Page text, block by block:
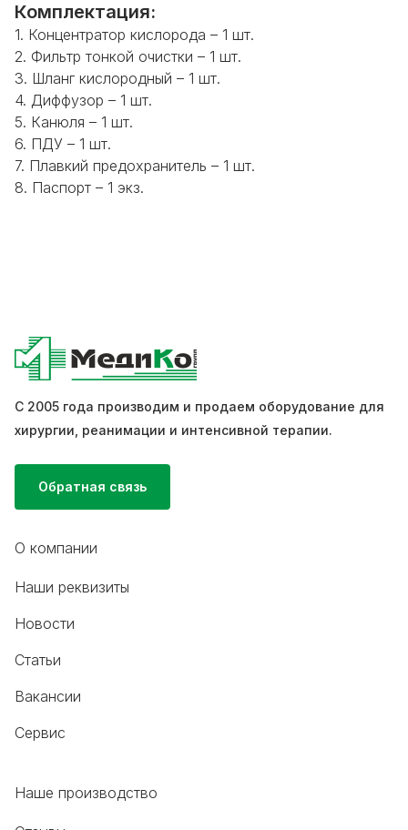
Комплектация:
1. Концентратор кислорода – 1 шт.
2. Фильтр тонкой очистки – 1 шт.
3. Шланг кислородный – 1 шт.
4. Диффузор – 1 шт.
5. Канюля – 1 шт.
6. ПДУ – 1 шт.
7. Плавкий предохранитель – 1 шт.
8. Паспорт – 1 экз.
С 2005 года производим и продаем оборудование для
хирургии, реанимации и интенсивной терапии.
Обратная связь
О компании
Наши реквизиты
Новости
Статьи
Вакансии
Сервис
Наше производство